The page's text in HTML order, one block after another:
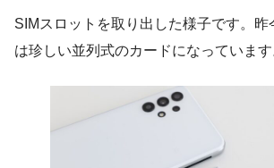
SIMスロットを取り出した様子です。昨
は珍しい並列式のカードになっています